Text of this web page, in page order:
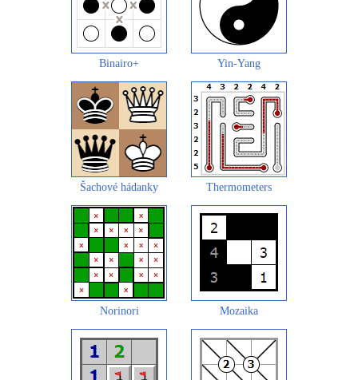
Binairo+ Yin-Yang
Šachové hádanky Thermometers
Norinori Mozaika